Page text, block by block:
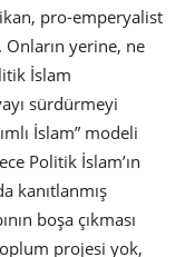
pro-emperyalist
yerine, ne
İslam
sürdürmeyi
İslam” modeli
Politik İslam’ın
kanıtlanmış
boşa çıkması
toplum projesi yok,